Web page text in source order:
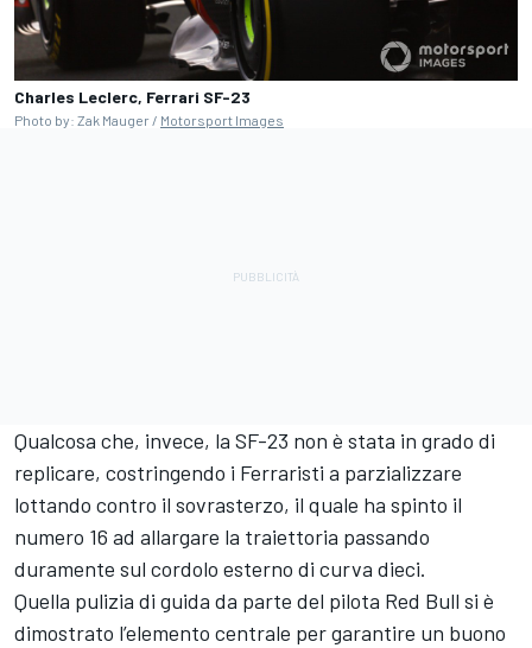
Charles Leclerc, Ferrari SF-23
Photo by: Zak Mauger / Motorsport Images
Qualcosa che, invece, la SF-23 non è stata in grado di
replicare, costringendo i Ferraristi a parzializzare
lottando contro il sovrasterzo, il quale ha spinto il
numero 16 ad allargare la traiettoria passando
duramente sul cordolo esterno di curva dieci.
Quella pulizia di guida da parte del pilota Red Bull si è
dimostrato l’elemento centrale per garantire un buono